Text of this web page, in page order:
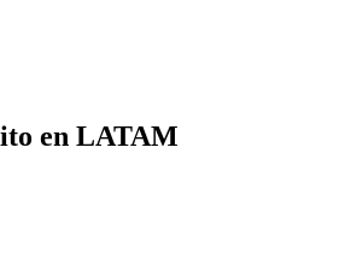
en LATAM